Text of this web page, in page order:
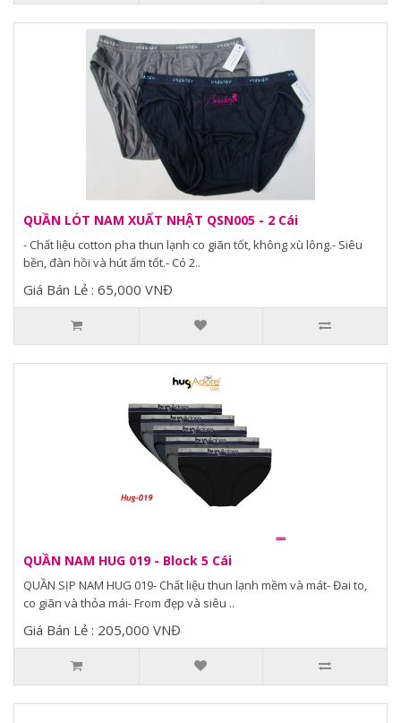
QUẦN LÓT NAM XUẤT NHẬT QSN005 - 2 Cái
- Chất liệu cotton pha thun lạnh co giãn tốt, không xù lông.- Siêu
bền, đàn hồi và hút ẩm tốt.- Có 2..
Giá Bán Lẻ : 65,000 VNĐ
QUẦN NAM HUG 019 - Block 5 Cái
QUẦN SỊP NAM HUG 019- Chất liệu thun lạnh mềm và mát- Đai to,
co giãn và thỏa mái- From đẹp và siêu ..
Giá Bán Lẻ : 205,000 VNĐ